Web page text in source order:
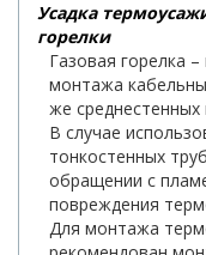
Усадка
горелки
Газовая горелка
монтажа
же среднестенных
В случае
тонкостенных
обращении с
повреждения
Для монтажа